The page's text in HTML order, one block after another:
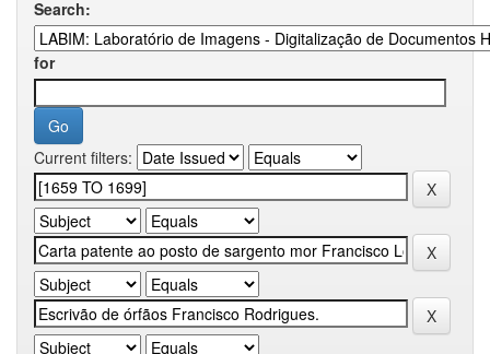
Search:
for
Current filters: